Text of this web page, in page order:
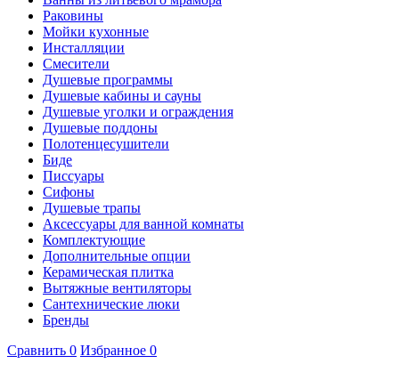
Раковины
Мойки кухонные
Инсталляции
Смесители
Душевые программы
Душевые кабины и сауны
Душевые уголки и ограждения
Душевые поддоны
Полотенцесушители
Биде
Писсуары
Сифоны
Душевые трапы
Аксессуары для ванной комнаты
Комплектующие
Дополнительные опции
Керамическая плитка
Вытяжные вентиляторы
Сантехнические люки
Бренды
Сравнить 0 Избранное 0